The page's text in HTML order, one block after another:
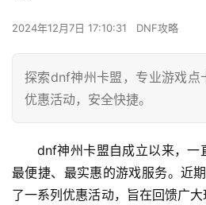
2024年12月7日 17:10:31 DNF攻略
探索dnf神州卡盟，专业游戏点
优惠活动，安全快捷。
dnf神州卡盟自成立以来，一
最便捷、最实惠的游戏服务。近
了一系列优惠活动，旨在回馈广